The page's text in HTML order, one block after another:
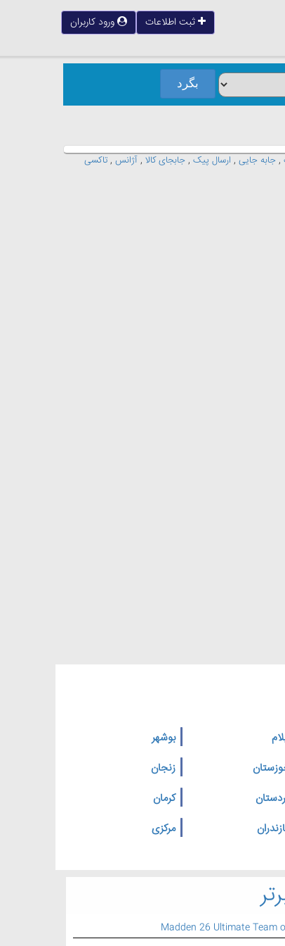
ثبت اطلاعات ورود کاربران
, جابه جایی , ارسال پیک , جابجای کالا , آژانس , تاکسی
بوشهر
زنجان
کرمان
مرکزی
Madden 26 Ultimate Team